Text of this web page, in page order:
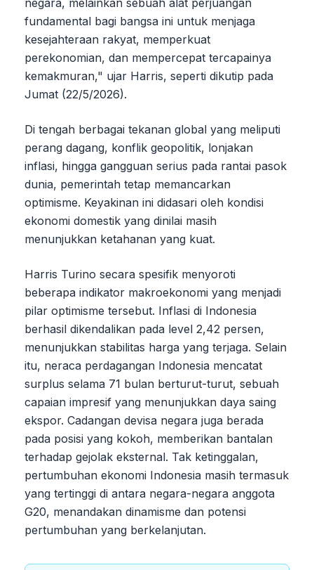
negara, melainkan sebuah alat perjuangan
fundamental bagi bangsa ini untuk menjaga
kesejahteraan rakyat, memperkuat
perekonomian, dan mempercepat tercapainya
kemakmuran," ujar Harris, seperti dikutip pada
Jumat (22/5/2026).
Di tengah berbagai tekanan global yang meliputi
perang dagang, konflik geopolitik, lonjakan
inflasi, hingga gangguan serius pada rantai pasok
dunia, pemerintah tetap memancarkan
optimisme. Keyakinan ini didasari oleh kondisi
ekonomi domestik yang dinilai masih
menunjukkan ketahanan yang kuat.
Harris Turino secara spesifik menyoroti
beberapa indikator makroekonomi yang menjadi
pilar optimisme tersebut. Inflasi di Indonesia
berhasil dikendalikan pada level 2,42 persen,
menunjukkan stabilitas harga yang terjaga. Selain
itu, neraca perdagangan Indonesia mencatat
surplus selama 71 bulan berturut-turut, sebuah
capaian impresif yang menunjukkan daya saing
ekspor. Cadangan devisa negara juga berada
pada posisi yang kokoh, memberikan bantalan
terhadap gejolak eksternal. Tak ketinggalan,
pertumbuhan ekonomi Indonesia masih termasuk
yang tertinggi di antara negara-negara anggota
G20, menandakan dinamisme dan potensi
pertumbuhan yang berkelanjutan.